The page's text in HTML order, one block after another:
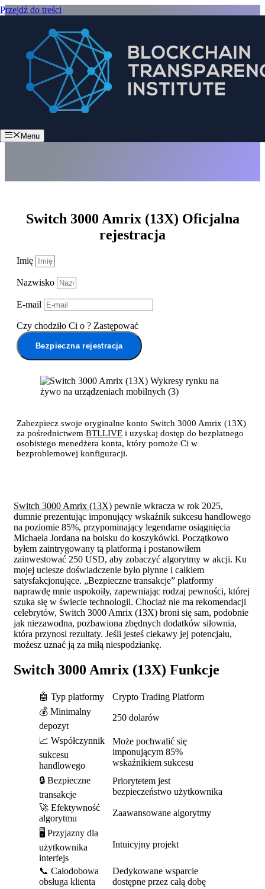
Przejdź do treści
Menu
Switch 3000 Amrix (13X) Oficjalna
rejestracja
Zabezpiecz swoje oryginalne konto Switch 3000 Amrix (13X)
za pośrednictwem BTI.LIVE i uzyskaj dostęp do bezpłatnego
osobistego menedżera konta, który pomoże Ci w
bezproblemowej konfiguracji.
Imię
Nazwisko
E-mail
Czy chodziło Ci o ? Zastępować
Bezpieczna rejestracja
Switch 3000 Amrix (13X) pewnie wkracza w rok 2025,
dumnie prezentując imponujący wskaźnik sukcesu handlowego
na poziomie 85%, przypominający legendarne osiągnięcia
Michaela Jordana na boisku do koszykówki. Początkowo
byłem zaintrygowany tą platformą i postanowiłem
zainwestować 250 USD, aby zobaczyć algorytmy w akcji. Ku
mojej uciesze doświadczenie było płynne i całkiem
satysfakcjonujące. „Bezpieczne transakcje” platformy
naprawdę mnie uspokoiły, zapewniając rodzaj pewności, której
szuka się w świecie technologii. Chociaż nie ma rekomendacji
celebrytów, Switch 3000 Amrix (13X) broni się sam, podobnie
jak niezawodna, pozbawiona zbędnych dodatków siłownia,
która przynosi rezultaty. Jeśli jesteś ciekawy jej potencjału,
możesz uznać ją za miłą niespodziankę.
Switch 3000 Amrix (13X) Funkcje
🤖 Typ platformy
Crypto Trading Platform
💰 Minimalny
depozyt
250 dolarów
📈 Współczynnik
sukcesu
handlowego
Może pochwalić się
imponującym 85%
wskaźnikiem sukcesu
🔒 Bezpieczne
transakcje
Priorytetem jest
bezpieczeństwo użytkownika
🚀 Efektywność
algorytmu
Zaawansowane algorytmy
🖥️ Przyjazny dla
użytkownika
interfejs
Intuicyjny projekt
📞 Całodobowa
obsługa klienta
Dedykowane wsparcie
dostępne przez całą dobę